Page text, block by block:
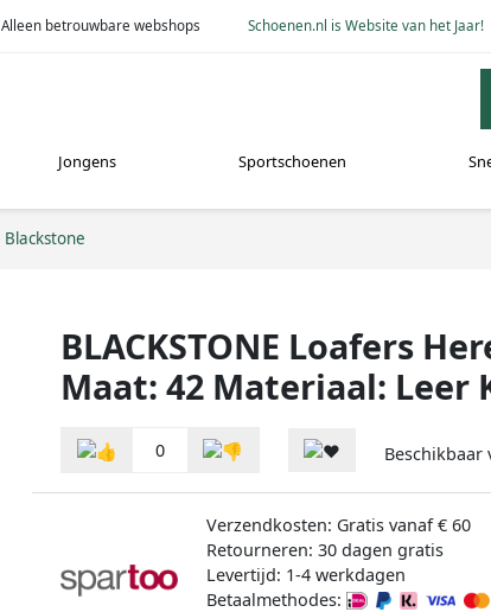
Alleen betrouwbare webshops Schoenen.nl is Website van het Jaar!
Jongens Sportschoenen
Blackstone
BLACKSTONE Loafers
Maat: 42 Materiaal: Leer
0 Beschikbaar
Verzendkosten: Gratis vanaf € 60
Retourneren: 30 dagen gratis
Levertijd: 1-4 werkdagen
Betaalmethodes: